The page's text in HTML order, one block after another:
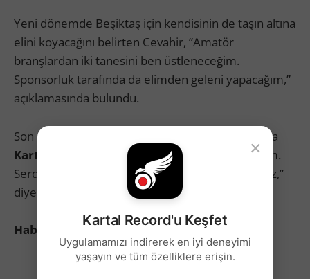
Yeni dönemde Beşiktaş için kendisinin de taşın altına
elini koyacağını belirten Cevahir, “Amatör
branşlardan iki tanesini ben üstleneceğim.
Sponsorluk tarafında da elimden geleni yapacağım,”
açıklamasında bulundu.
Son olarak teşekkürlerini ileten Cevahir, “Bunu da
Kartal Record
mikrofonu aracılığıyla söylüyorum.
Serdar Başkan’ı destekliyoruz ve yanında olacağız,”
diyerek sözlerini noktaladı.
Haber Kaynağı: Kartal Record
×
Kartal Record'u Keşfet
Uygulamamızı indirerek en iyi deneyimi
yaşayın ve tüm özelliklere erişin.